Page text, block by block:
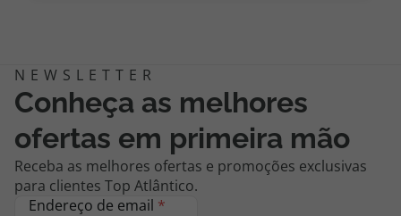
Conheça as melhores
ofertas em primeira mão
Receba as melhores ofertas e promoções exclusivas
para clientes Top Atlântico.
Endereço de email *